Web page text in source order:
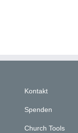
Kontakt
Spenden
Church Tools